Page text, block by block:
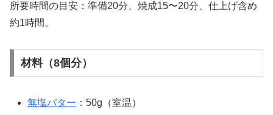
所要時間の目安：準備20分、焼成15〜20分、仕上げ含め
約1時間。
材料（8個分）
無塩バター ：50g（室温）